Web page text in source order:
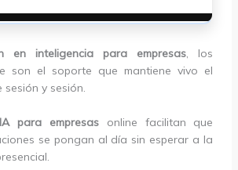
en inteligencia para empresas, los
son el soporte que mantiene vivo el
y sesión.
para empresasonline facilitan que
se pongan al día sin esperar a la